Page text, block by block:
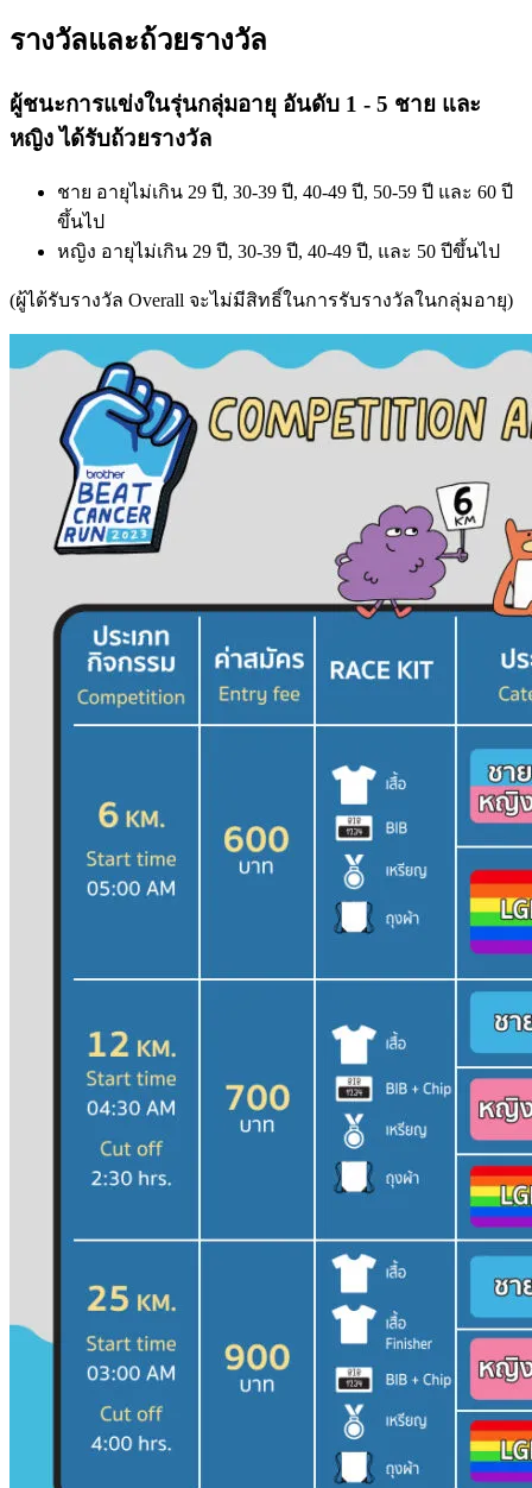
รางวัลและถ้วยรางวัล
ผู้ชนะการแข่งในรุ่นกลุ่มอายุ อันดับ 1 - 5 ชาย และ
หญิง ได้รับถ้วยรางวัล
ชาย อายุไม่เกิน 29 ปี, 30-39 ปี, 40-49 ปี, 50-59 ปี และ 60 ปี
ขึ้นไป
หญิง อายุไม่เกิน 29 ปี, 30-39 ปี, 40-49 ปี, และ 50 ปีขึ้นไป
(ผู้ได้รับรางวัล Overall จะไม่มีสิทธิ์ในการรับรางวัลในกลุ่มอายุ)